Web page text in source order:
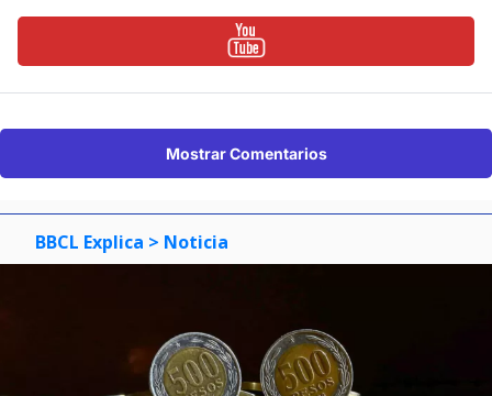
Mostrar Comentarios
BBCL Explica > Noticia